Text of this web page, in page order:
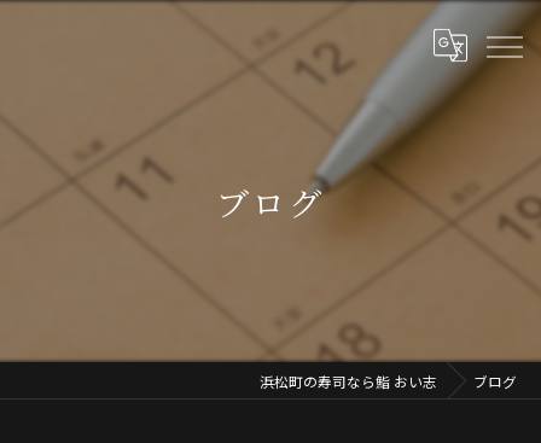
ブログ
浜松町の寿司なら鮨 おい志 ブログ